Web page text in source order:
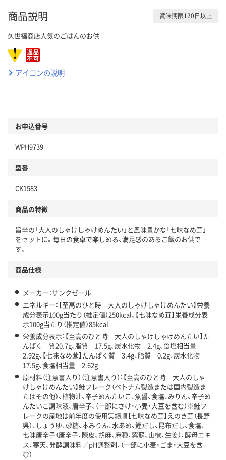
商品説明 賞味期限120日以上
久世福商店人気のごはんのお供
アイコンの説明
お申込番号
WPH9739
型番
CK1583
商品の特徴
旨辛の「大人のしゃけしゃけめんたい」と風味豊かな「七味なめ茸」
をセットに。毎日の食卓で楽しめる、満足感のあるご飯のお供で
す。
商品仕様
メーカー：サンクゼール
エネルギー：【至高のひと時 大人のしゃけしゃけめんたい】栄養
成分表示100g当たり（推定値）250kcal、【七味なめ茸】栄養成分表
示100g当たり（推定値）85kcal
栄養成分表示：【至高のひと時 大人のしゃけしゃけめんたい】た
んぱく 質20.7g、脂質 17.5g、炭水化物 2.4g、食塩相当量
2.92g、【七味なめ茸】たんぱく質 3.4g、脂質 0.2g、炭水化物
17.5g、食塩相当量 2.62g
原材料（注意書入り）（注意書入り）：【至高のひと時 大人のしゃ
けしゃけめんたい】鮭フレーク（ベトナム製造または国内製造ま
たはその他）、植物油、辛子めんたいこ、魚醤、食塩、みりん、辛子め
んたいこ調味液、唐辛子、（一部にさけ・小麦・大豆を含む）※鮭フ
レークの産地は前年度の使用実績順【七味なめ茸】えのき茸（長野
県）、しょうゆ、砂糖、本みりん、水あめ、鰹だし、昆布だし、食塩、
七味唐辛子（唐辛子、陳皮、胡麻、麻種、紫蘇、山椒、生姜）、酵母エキ
ス、寒天、発酵調味料／pH調整剤、（一部に小麦・ごま・大豆を含
む）